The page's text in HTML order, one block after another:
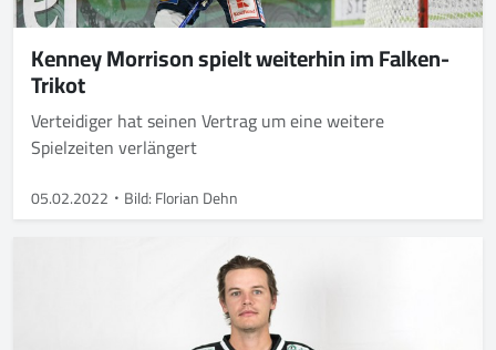
Kenney Morrison spielt weiterhin im Falken-
Trikot
Verteidiger hat seinen Vertrag um eine weitere
Spielzeiten verlängert
05.02.2022 Bild: Florian Dehn